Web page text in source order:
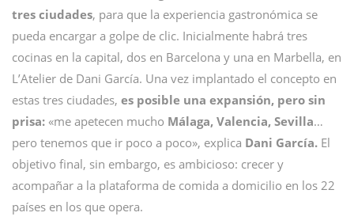
tres ciudades, para que la experiencia gastronómica se
pueda encargar a golpe de clic. Inicialmente habrá tres
cocinas en la capital, dos en Barcelona y una en Marbella, en
L’Atelier de Dani García. Una vez implantado el concepto en
estas tres ciudades, es posible una expansión, pero sin
prisa: «me apetecen mucho Málaga, Valencia, Sevilla…
pero tenemos que ir poco a poco», explica Dani García. El
objetivo final, sin embargo, es ambicioso: crecer y
acompañar a la plataforma de comida a domicilio en los 22
países en los que opera.